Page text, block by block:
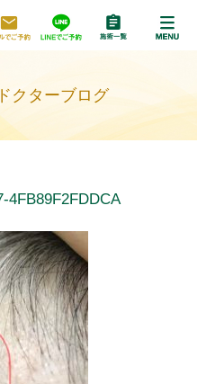
クターブログ
4FB89F2FDDCA